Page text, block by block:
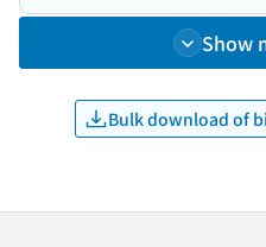
Show
Bulk download of